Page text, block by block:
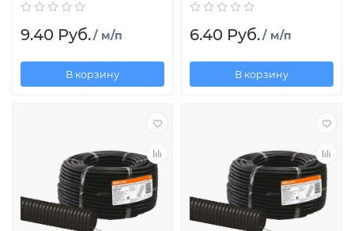
9.40 Руб./ м/п
В корзину
6.40 Руб./ м/п
В корзину